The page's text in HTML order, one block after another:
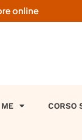
online
CORSO